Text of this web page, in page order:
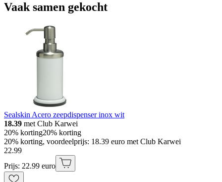
Vaak samen gekocht
Sealskin Acero zeepdispenser inox wit
18.39 met Club Karwei
20% korting20% korting
20% korting, voordeelprijs: 18.39 euro met Club Karwei
22.99
Prijs: 22.99 euro